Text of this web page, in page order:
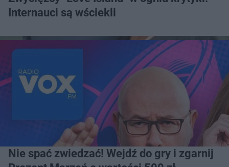
Internauci są wściekli
Nie spać zwiedzać! Wejdź do gry i zgarnij